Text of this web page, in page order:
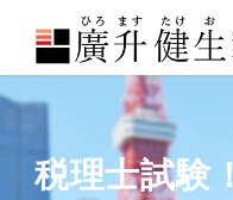
税理士試験